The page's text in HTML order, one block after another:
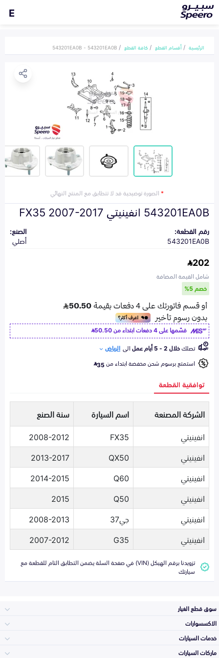
E
الرئيسية أقسام القطع كافة القطع 543201EA0B - 543201EA0B
*الصورة توضيحية قد لا تتطابق مع المنتج النهائي
543201EA0B انفينيتي FX35 2007-2017
رقم القطعة:
543201EA0B
الصنع:
أصلي
202
شامل القيمة المضافة
خصم 5%
قسّمها على 4 دفعات ابتداء من
50.50
تصلكخلال 2 - 5 أيام عمل الى الرياض
استمتع برسوم شحن مخفضة ابتداء من35
توافقية القطعة
الشركة المصنعة اسم السيارة
سنة الصنع
انفينيتي
FX35
2008-2012
انفينيتي
QX50
2013-2017
انفينيتي
Q60
2014-2015
انفينيتي
Q50
2015
انفينيتي
جي37
2008-2013
انفينيتي
G35
2007-2012
تزويدنا برقم الهيكل (VIN) في صفحة السلة يضمن التطابق التام للقطعة مع
سيارتك
سوق قطع الغيار
الاكسسوارات
خدمات السيارات
ماركات السيارات